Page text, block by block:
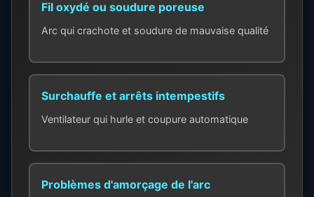
Fil oxydé ou soudure poreuse
Arc qui crachote et soudure de mauvaise qualité
Surchauffe et arrêts intempestifs
Ventilateur qui hurle et coupure automatique
Problèmes d'amorçage de l'arc